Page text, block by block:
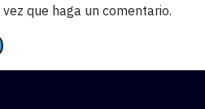
que haga un comentario.